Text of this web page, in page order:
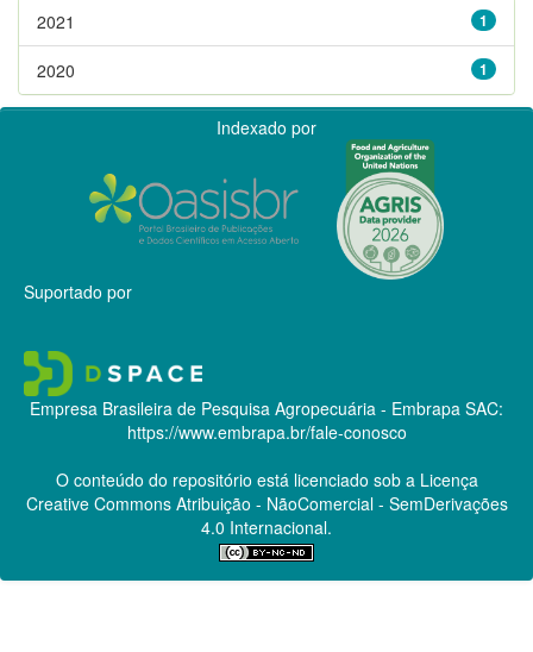
1
2021
1
2020
Indexado por
Suportado por
Empresa Brasileira de Pesquisa Agropecuária - Embrapa SAC:
https://www.embrapa.br/fale-conosco
O conteúdo do repositório está licenciado sob a Licença
Creative CommonsAtribuição - NãoComercial - SemDerivações
4.0 Internacional.